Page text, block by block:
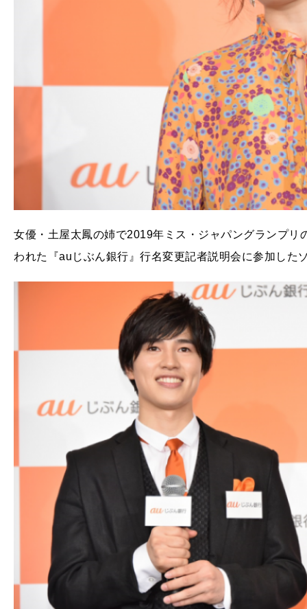
女優・土屋太鳳の姉で2019年ミス・ジャパングランプ
われた『auじぶん銀行』行名変更記者説明会に参加した